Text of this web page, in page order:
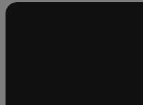
Reproductor